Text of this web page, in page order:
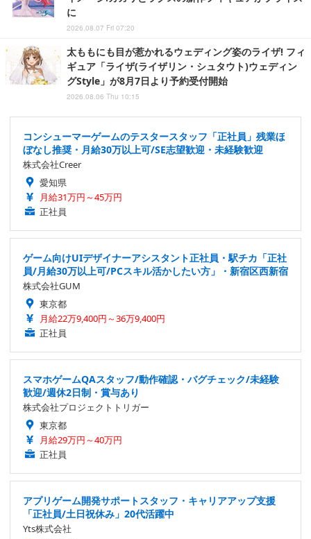
に
2026.08.07 Fri 07:20
太ももにも目が惹かれるウェディング姿のライザ! フィ
ギュア「ライザ(ライザリン・シュタウト)ウェディン
グStyle」が8月7日より予約受付開始
2026.08.06 Thu 10:15
コンシューマーゲームのテスタースタッフ「正社員」残業ほ
ぼなし推奨・月給30万以上可/SE志望歓迎・未経験歓迎
株式会社Creer
愛知県
月給31万円～45万円
正社員
ゲーム向けUIデザイナーアシスタント正社員・駅チカ「正社
員/月給30万以上可/PCスキル活かしたい方」・新宿区西新宿
株式会社GUM
東京都
月給22万9,400円～36万9,400円
正社員
スマホゲームQAスタッフ/動作確認・バグチェック/未経験
歓迎/週休2日制・賞与あり
株式会社プロジェクトトリガー
東京都
月給29万円～40万円
正社員
アプリゲーム開発サポートスタッフ・キャリアアップ支援
「正社員/土日祝休み」20代活躍中
Yts株式会社